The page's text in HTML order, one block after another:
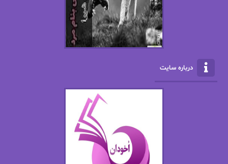
الکساندر دوما
الناز پاکپور‌
الناز محمدی
امیر فرهی
باران
بهار سلطانی
درباره سایت